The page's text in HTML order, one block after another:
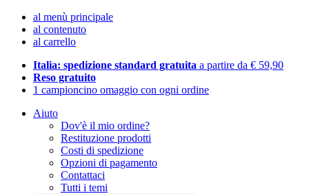
al menù principale
al contenuto
al carrello
Italia: spedizione standard gratuita a partire da € 59,90
Reso gratuito
1 campioncino omaggio con ogni ordine
Aiuto
Dov'è il mio ordine?
Restituzione prodotti
Costi di spedizione
Opzioni di pagamento
Contattaci
Tutti i temi